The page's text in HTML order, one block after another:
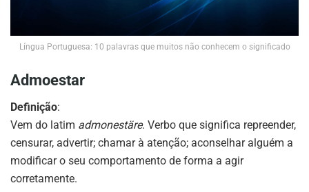
Língua Portuguesa: 10 palavras que muitos não conhecem o significado
Admoestar
Definição:
Vem do latim admonestäre. Verbo que significa repreender,
censurar, advertir; chamar à atenção; aconselhar alguém a
modificar o seu comportamento de forma a agir
corretamente.